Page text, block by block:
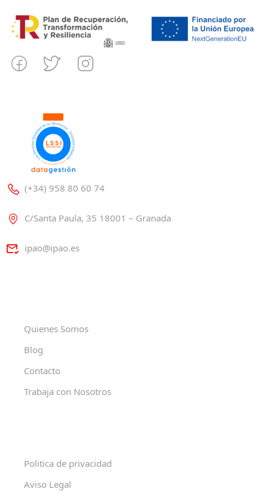
(+34) 958 80 60 74
C/Santa Paula, 35 18001 – Granada
ipao@ipao.es
Quienes Somos
Blog
Contacto
Trabaja con Nosotros
Politica de privacidad
Aviso Legal